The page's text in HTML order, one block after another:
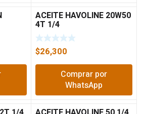
ACEITE HAVOLINE 20W50
4T 1/4
$26,300
Comprar por
WhatsApp